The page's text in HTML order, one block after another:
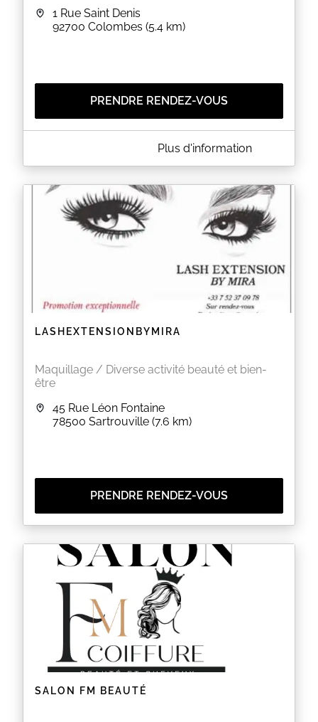
1 Rue Saint Denis
92700 Colombes (5.4 km)
PRENDRE RENDEZ-VOUS
A PROPOS DE L’ART DE LA BEAUTÉ
Micropigmentation sourcil lèvre et eye-liner deux
et micro pigmentation méthode électrique. Poils à
poils et ombrage
EN SAVOIR PLUS
Plus d'information
LASHEXTENSIONBYMIRA
Maquillage / Diverse activité beauté et bien-
être
45 Rue Léon Fontaine
78500 Sartrouville (7.6 km)
PRENDRE RENDEZ-VOUS
SALON FM BEAUTÉ